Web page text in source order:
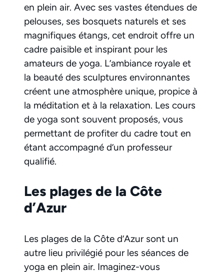
en plein air. Avec ses vastes étendues de
pelouses, ses bosquets naturels et ses
magnifiques étangs, cet endroit offre un
cadre paisible et inspirant pour les
amateurs de yoga. L’ambiance royale et
la beauté des sculptures environnantes
créent une atmosphère unique, propice à
la méditation et à la relaxation. Les cours
de yoga sont souvent proposés, vous
permettant de profiter du cadre tout en
étant accompagné d’un professeur
qualifié.
Les plages de la Côte
d’Azur
Les plages de la Côte d’Azur sont un
autre lieu privilégié pour les séances de
yoga en plein air. Imaginez-vous